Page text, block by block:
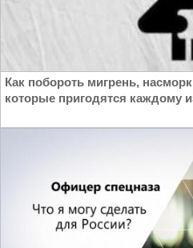
Как побороть мигрень,
которые пригодятся каждому